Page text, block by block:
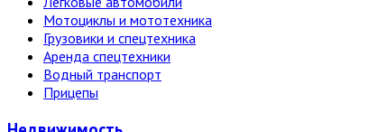
Мотоциклы и мототехника
Грузовики и спецтехника
Аренда спецтехники
Водный транспорт
Прицепы